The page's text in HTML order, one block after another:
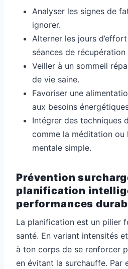
Analyser les signes de
ignorer.
Alterner les jours
séances de récupération
Veiller à un sommeil
de vie saine.
Favoriser une
aux besoins
Intégrer des techniques
comme la méditation ou
mentale simple.
Prévention
planification
performances
La planification est un pilier
santé. En variant intensités
à ton corps de se renforcer
en évitant la surchauffe. Par